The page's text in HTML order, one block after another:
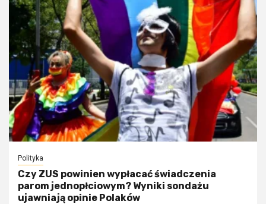
Polityka
Czy ZUS powinien wypłacać świadczenia
parom jednopłciowym? Wyniki sondażu
ujawniają opinie Polaków